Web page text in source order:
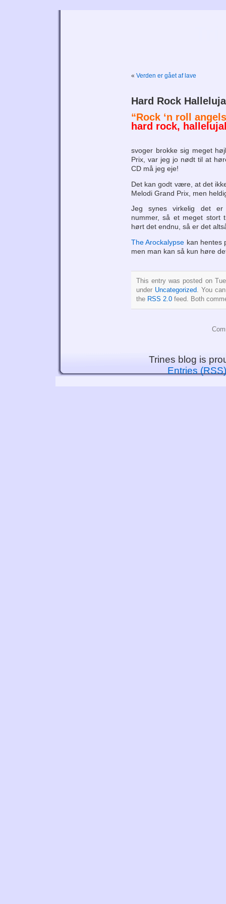
« Verden er gået af lave
Hard Rock Halleluja
“Rock ‘n roll
hard rock,
svoger brokke sig meget
Prix, var jeg jo nødt til at
CD må jeg eje!
Det kan godt være, at det
Melodi Grand Prix, men
Jeg synes virkelig det
nummer, så et meget stort
hørt det endnu, så er det
The Arockalypse kan hentes
men man kan så kun høre
This entry was posted on
under Uncategorized . You
the RSS 2.0 feed. Both
Trines blog is
Entries (RSS)